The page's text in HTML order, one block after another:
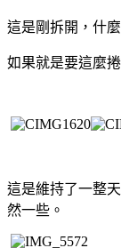
這是剛拆開，什
如果就是要這麼
這是維持了一整
然一些。